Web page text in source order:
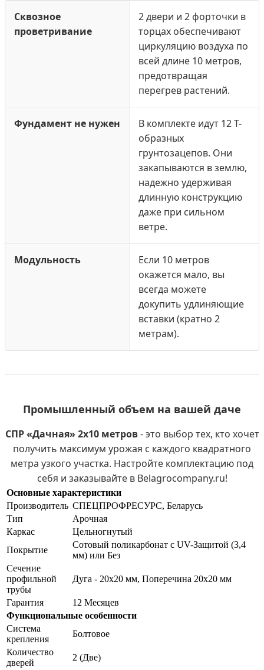
Сквозное
проветривание
2 двери и 2 форточки в
торцах обеспечивают
циркуляцию воздуха по
всей длине 10 метров,
предотвращая
перегрев растений.
Фундамент не нужен
В комплекте идут 12 Т-
образных
грунтозацепов. Они
закапываются в землю,
надежно удерживая
длинную конструкцию
даже при сильном
ветре.
Модульность
Если 10 метров
окажется мало, вы
всегда можете
докупить удлиняющие
вставки (кратно 2
метрам).
Промышленный объем на вашей даче
СПР «Дачная» 2х10 метров- это выбор тех, кто хочет
получить максимум урожая с каждого квадратного
метра узкого участка. Настройте комплектацию под
себя и заказывайте в Belagrocompany.ru!
Основные характеристики
Производитель СПЕЦПРОФРЕСУРС, Беларусь
Тип
Арочная
Каркас
Цельногнутый
Покрытие
Сотовый поликарбонат с UV-Защитой (3,4
мм) или Без
Сечение
профильной
трубы
Дуга - 20х20 мм, Поперечина 20х20 мм
Гарантия
12 Месяцев
Функциональные особенности
Система
крепления
Болтовое
Количество
дверей
2 (Две)